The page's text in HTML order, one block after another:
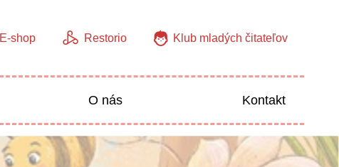
E-shop Restorio Klub mladých čitateľov
Jazyky
O nás Kontakt